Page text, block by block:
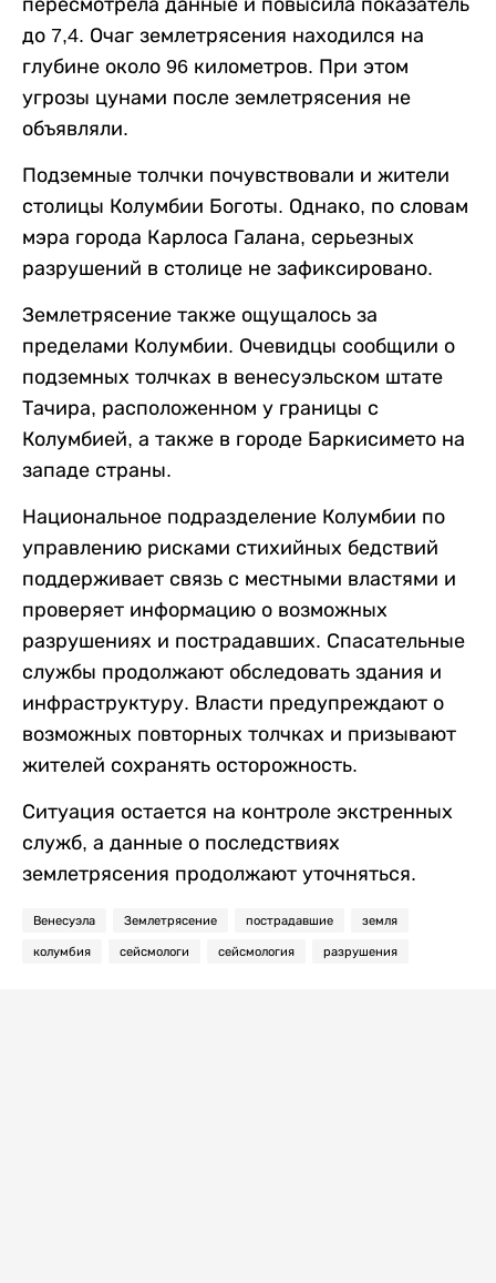
до 7,4. Очаг землетрясения находился на
глубине около 96 километров. При этом
угрозы цунами после землетрясения не
объявляли.
Подземные толчки почувствовали и жители
столицы Колумбии Боготы. Однако, по словам
мэра города Карлоса Галана, серьезных
разрушений в столице не зафиксировано.
Землетрясение также ощущалось за
пределами Колумбии. Очевидцы сообщили о
подземных толчках в венесуэльском штате
Тачира, расположенном у границы с
Колумбией, а также в городе Баркисимето на
западе страны.
Национальное подразделение Колумбии по
управлению рисками стихийных бедствий
поддерживает связь с местными властями и
проверяет информацию о возможных
разрушениях и пострадавших. Спасательные
службы продолжают обследовать здания и
инфраструктуру. Власти предупреждают о
возможных повторных толчках и призывают
жителей сохранять осторожность.
Ситуация остается на контроле экстренных
служб, а данные о последствиях
землетрясения продолжают уточняться.
Венесуэла Землетрясение пострадавшие земля
колумбия сейсмологи сейсмология разрушения